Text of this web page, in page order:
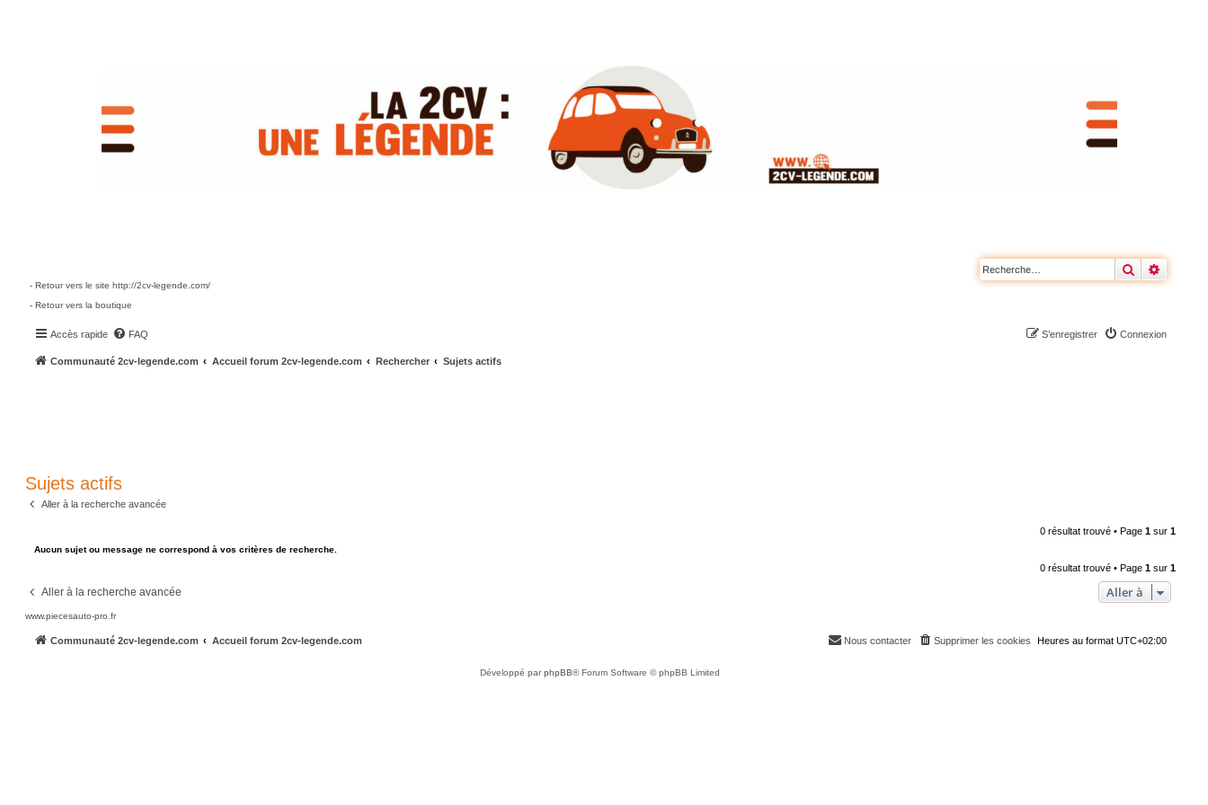
Rechercher
- Retour vers le site http://2cv-legende.com/
- Retour vers la boutique
Accès rapide FAQ Connexion
S’enregistrer
Communauté 2cv-legende.com Accueil forum 2cv-legende.com Rechercher Sujets actifs
Sujets actifs
Aller à la recherche avancée
0 résultat trouvé • Page1 sur1
Aucun sujet ou message ne correspond à vos critères de recherche.
0 résultat trouvé • Page1 sur1
Aller à la recherche avancée Aller à
www.piecesauto-pro.fr
Communauté 2cv-legende.com Accueil forum 2cv-legende.com Heures au formatUTC+02:00
Supprimer les cookies
Nous contacter
Développé parphpBB® Forum Software © phpBB Limited